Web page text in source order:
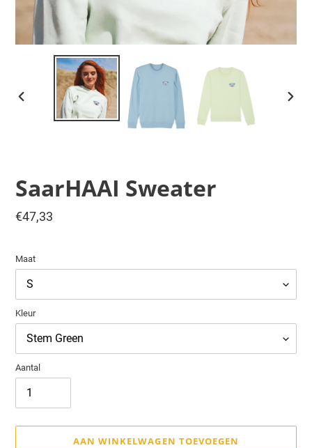
SaarHAAI Sweater
Normale
€47,33
Maat
Kleur
Aantal
AAN WINKELWAGEN TOEVOEGEN